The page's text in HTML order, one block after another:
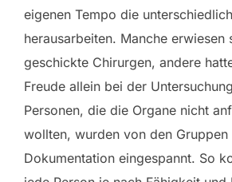
eigenen Tempo die
herausarbeiten. Manche erwiesen
geschickte Chirurgen, andere
Freude allein bei der
Personen, die die Organe nicht
wollten, wurden von den Gruppen
Dokumentation eingespannt. So